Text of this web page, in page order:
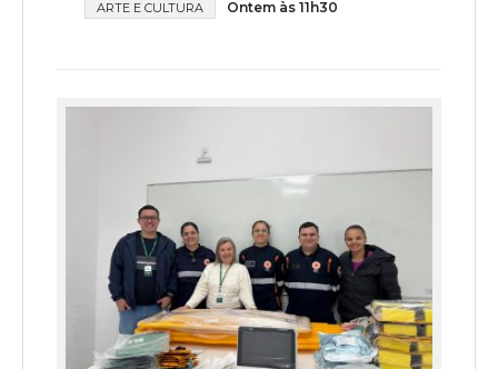
ARTE E CULTURA Ontem às 11h30